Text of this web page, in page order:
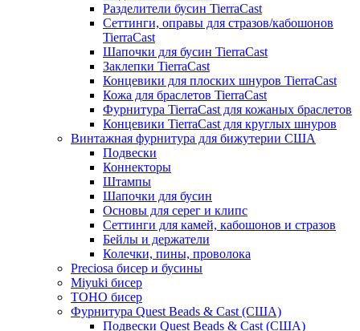
Разделители бусин TierraCast
Сеттинги, оправы для стразов/кабошонов
TierraCast
Шапочки для бусин TierraCast
Заклепки TierraCast
Концевики для плоских шнуров TierraCast
Кожа для браслетов TierraCast
Фурнитура TierraCast для кожаных браслетов
Концевики TierraCast для круглых шнуров
Винтажная фурнитура для бижутерии США
Подвески
Коннекторы
Штампы
Шапочки для бусин
Основы для серег и клипс
Сеттинги для камей, кабошонов и стразов
Бейлы и держатели
Колечки, пины, проволока
Preciosa бисер и бусины
Miyuki бисер
TOHO бисер
Фурнитура Quest Beads & Cast (США)
Подвески Quest Beads & Cast (США)